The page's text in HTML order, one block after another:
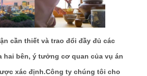
cần thiết và trao đổi đầy đủ các
hai bên, ý tưởng cơ quan của vụ án
xác định.Công ty chúng tôi cho